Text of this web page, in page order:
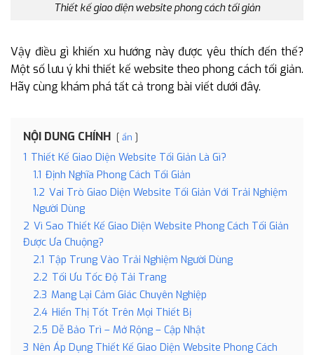
Thiết kế giao diện website phong cách tối giản
Vậy điều gì khiến xu hướng này được yêu thích đến thế?
Một số lưu ý khi thiết kế website theo phong cách tối giản.
Hãy cùng khám phá tất cả trong bài viết dưới đây.
NỘI DUNG CHÍNH ẩn
1 Thiết Kế Giao Diện Website Tối Giản Là Gì?
1.1 Định Nghĩa Phong Cách Tối Giản
1.2 Vai Trò Giao Diện Website Tối Giản Với Trải Nghiệm
Người Dùng
2 Vì Sao Thiết Kế Giao Diện Website Phong Cách Tối Giản
Được Ưa Chuộng?
2.1 Tập Trung Vào Trải Nghiệm Người Dùng
2.2 Tối Ưu Tốc Độ Tải Trang
2.3 Mang Lại Cảm Giác Chuyên Nghiệp
2.4 Hiển Thị Tốt Trên Mọi Thiết Bị
2.5 Dễ Bảo Trì – Mở Rộng – Cập Nhật
3 Nên Áp Dụng Thiết Kế Giao Diện Website Phong Cách